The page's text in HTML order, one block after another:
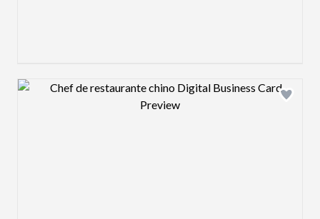
Design preview image